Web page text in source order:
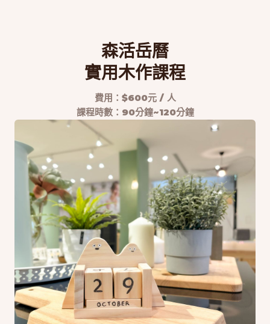
森活岳曆
實用木作課程
費用：$600元 / 人
課程時數：90分鐘~120分鐘